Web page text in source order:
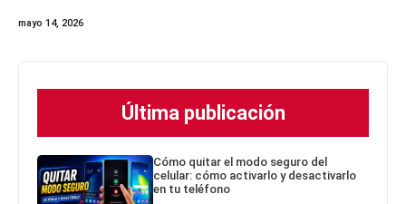
mayo 14, 2026
Última publicación
Cómo quitar el modo seguro del
celular: cómo activarlo y desactivarlo
en tu teléfono